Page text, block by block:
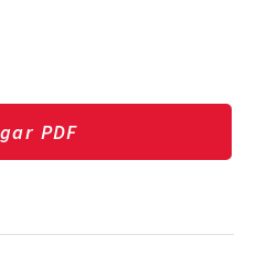
PDF